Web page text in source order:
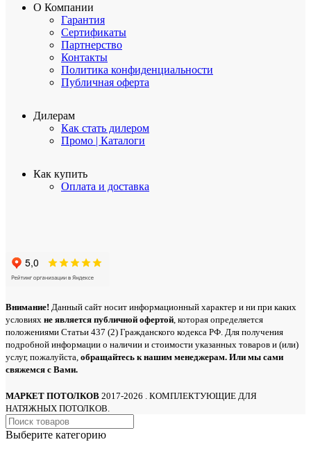
О Компании
Гарантия
Сертификаты
Партнерство
Контакты
Политика конфиденциальности
Публичная оферта
Дилерам
Как стать дилером
Промо | Каталоги
Как купить
Оплата и доставка
Внимание! Данный сайт носит информационный характер и ни при каких
условиях не является публичной офертой , которая определяется
положениями Статьи 437 (2) Гражданского кодекса РФ. Для получения
подробной информации о наличии и стоимости указанных товаров и (или)
услуг, пожалуйста, обращайтесь к нашим менеджерам. Или мы сами
свяжемся с Вами.
МАРКЕТ ПОТОЛКОВ 2017-2026 . КОМПЛЕКТУЮЩИЕ ДЛЯ
НАТЯЖНЫХ ПОТОЛКОВ.
Выберите категорию